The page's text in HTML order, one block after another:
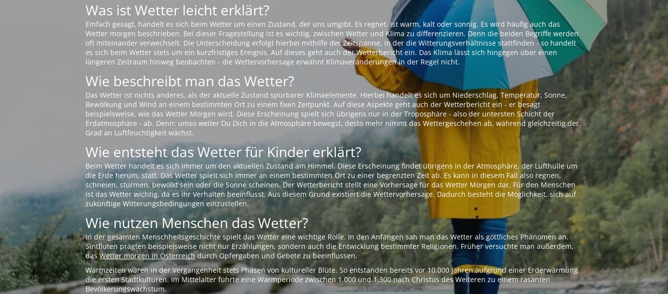
Was ist Wetter leicht erklärt?
Einfach gesagt, handelt es sich beim Wetter um einen Zustand, der uns umgibt. Es regnet, ist warm, kalt oder sonnig. Es wird häufig auch das
Wetter morgen beschrieben. Bei dieser Fragestellung ist es wichtig, zwischen Wetter und Klima zu differenzieren. Denn die beiden Begriffe werden
oft miteinander verwechselt. Die Unterscheidung erfolgt hierbei mithilfe der Zeitspanne, in der die Witterungsverhältnisse stattfinden - so handelt
es sich beim Wetter stets um ein kurzfristiges Ereignis. Auf dieses geht auch der Wetterbericht ein. Das Klima lässt sich hingegen über einen
längeren Zeitraum hinweg beobachten - die Wettervorhersage erwähnt Klimaveränderungen in der Regel nicht.
Wie beschreibt man das Wetter?
Das Wetter ist nichts anderes, als der aktuelle Zustand spürbarer Klimaelemente. Hierbei handelt es sich um Niederschlag, Temperatur, Sonne,
Bewölkung und Wind an einem bestimmten Ort zu einem fixen Zeitpunkt. Auf diese Aspekte geht auch der Wetterbericht ein - er besagt
beispielsweise, wie das Wetter Morgen wird. Diese Erscheinung spielt sich übrigens nur in der Troposphäre - also der untersten Schicht der
Erdatmosphäre - ab. Denn: umso weiter Du Dich in die Atmosphäre bewegst, desto mehr nimmt das Wettergeschehen ab, während gleichzeitig der
Grad an Luftfeuchtigkeit wächst.
Wie entsteht das Wetter für Kinder erklärt?
Beim Wetter handelt es sich immer um den aktuellen Zustand am Himmel. Diese Erscheinung findet übrigens in der Atmosphäre, der Lufthülle um
die Erde herum, statt. Das Wetter spielt sich immer an einem bestimmten Ort zu einer begrenzten Zeit ab. Es kann in diesem Fall also regnen,
schneien, stürmen, bewölkt sein oder die Sonne scheinen. Der Wetterbericht stellt eine Vorhersage für das Wetter Morgen dar. Für den Menschen
ist das Wetter wichtig, da es ihr Verhalten beeinflusst. Aus diesem Grund existiert die Wettervorhersage. Dadurch besteht die Möglichkeit, sich auf
zukünftige Witterungsbedingungen einzustellen.
Wie nutzen Menschen das Wetter?
In der gesamten Menschheitsgeschichte spielt das Wetter eine wichtige Rolle. In den Anfängen sah man das Wetter als göttliches Phänomen an.
Sintfluten prägten beispielsweise nicht nur Erzählungen, sondern auch die Entwicklung bestimmter Religionen. Früher versuchte man außerdem,
dasWetter morgen in Österreichdurch Opfergaben und Gebete zu beeinflussen.
Warmzeiten waren in der Vergangenheit stets Phasen von kultureller Blüte. So entstanden bereits vor 10.000 Jahren aufgrund einer Erderwärmung
die ersten Stadtkulturen. Im Mittelalter führte eine Warmperiode zwischen 1.000 und 1.300 nach Christus des Weiteren zu einem rasanten
Bevölkerungswachstum.